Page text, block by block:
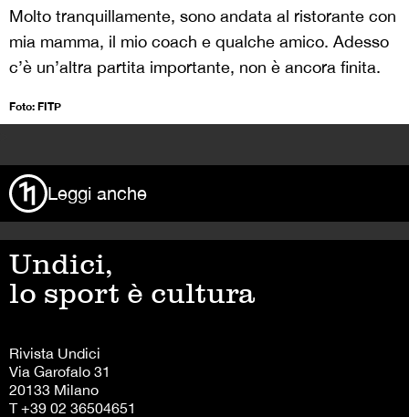
Molto tranquillamente, sono andata al ristorante con
mia mamma, il mio coach e qualche amico. Adesso
c’è un’altra partita importante, non è ancora finita.
Foto: FITP
Leggi anche
Undici,
lo sport è cultura
Rivista Undici
Via Garofalo 31
20133 Milano
T +39 02 36504651